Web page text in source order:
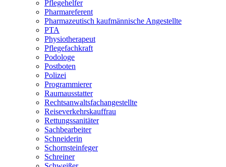
Pflegehelfer
Pharmareferent
Pharmazeutisch kaufmännische Angestellte
PTA
Physiotherapeut
Pflegefachkraft
Podologe
Postboten
Polizei
Programmierer
Raumausstatter
Rechtsanwaltsfachangestellte
Reiseverkehrskauffrau
Rettungssanitäter
Sachbearbeiter
Schneiderin
Schornsteinfeger
Schreiner